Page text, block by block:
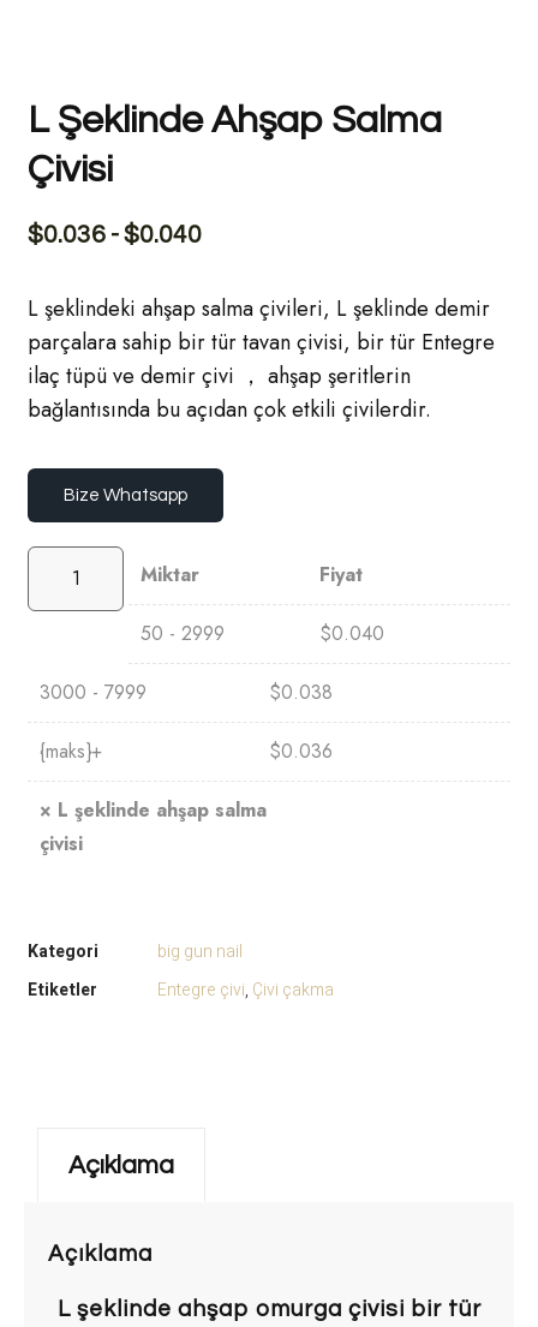
L Şeklinde Ahşap Salma
Çivisi
$0.036 -$0.040
L şeklindeki ahşap salma çivileri, L şeklinde demir
parçalara sahip bir tür tavan çivisi, bir tür Entegre
ilaç tüpü ve demir çivi ， ahşap şeritlerin
bağlantısında bu açıdan çok etkili çivilerdir.
Bize Whatsapp
Miktar Fiyat
50 - 2999 $0.040
3000 - 7999 $0.038
{maks}+ $0.036
× L şeklinde ahşap salma
çivisi
Kategori
big gun nail
Etiketler
Entegre çivi, Çivi çakma
Açıklama
Açıklama
L şeklinde ahşap omurga çivisi bir tür